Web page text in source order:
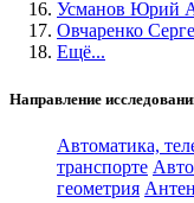
Усманов Юрий
Овчаренко
Ещё...
Направление
Автоматика,
транспорте
геометрия